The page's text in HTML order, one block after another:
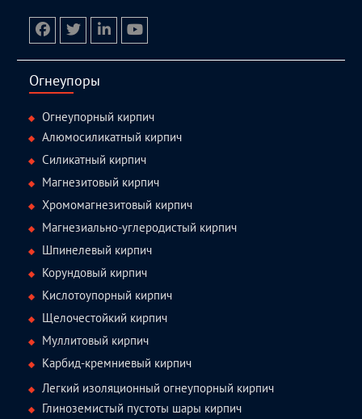
Огнеупоры
Огнеупорный кирпич
Алюмосиликатный кирпич
Силикатный кирпич
Магнезитовый кирпич
Хромомагнезитовый кирпич
Магнезиально-углеродистый кирпич
Шпинелевый кирпич
Корундовый кирпич
Кислотоупорный кирпич
Щелочестойкий кирпич
Муллитовый кирпич
Карбид-кремниевый кирпич
Легкий изоляционный огнеупорный кирпич
Глиноземистый пустоты шары кирпич